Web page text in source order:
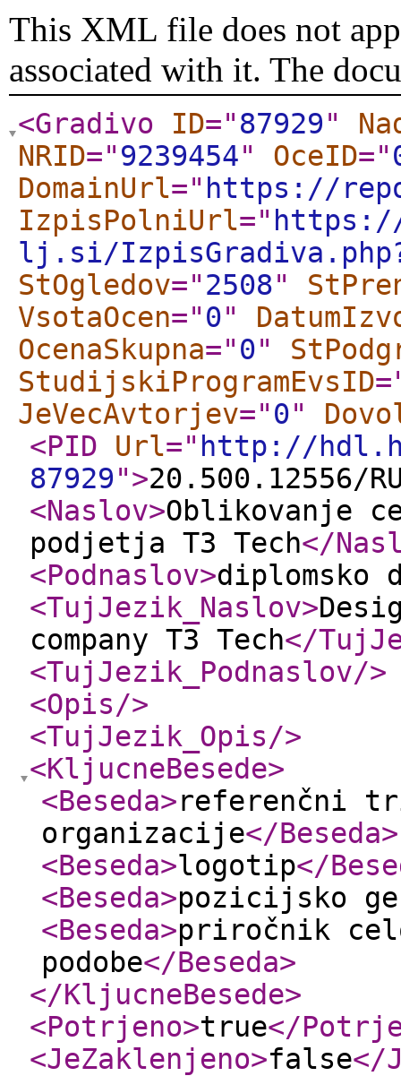
This XML file does not
associated with it. The
<Gradivo ID="87929"
NRID="9239454" OceID="
DomainUrl=" https://
IzpisPolniUrl="
lj.si/
StOgledov="2508"
VsotaOcen="0"
OcenaSkupna="0"
StudijskiProgramEvsID
JeVecAvtorjev="0"
<PID
Url=" http://
87929">20.500.12556/
<Naslov>Oblikovanje
podjetja T3 Tech</
<Podnaslov>diplomsko
<TujJezik_Naslov>
company T3 Tech</
<TujJezik_Podnaslov/>
<Opis/>
<TujJezik_Opis/>
<KljucneBesede>
<Beseda>referenčni
organizacije</Beseda>
<Beseda>logotip</
<Beseda>pozicijsko
<Beseda>priročnik
podobe</Beseda>
</KljucneBesede>
<Potrjeno>true</
<JeZaklenjeno>false</